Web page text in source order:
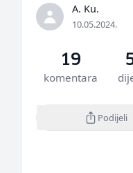
A. Ku.
10.05.2024.
19
komentara
Podijeli